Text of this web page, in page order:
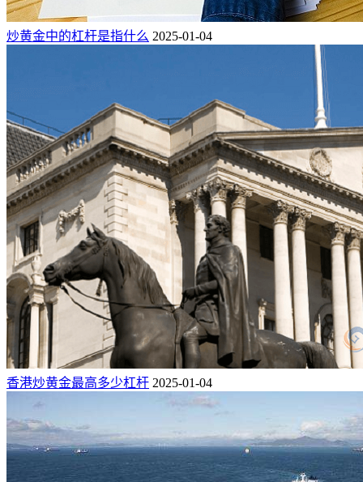
炒黄金中的杠杆是指什么 2025-01-04
香港炒黄金最高多少杠杆 2025-01-04